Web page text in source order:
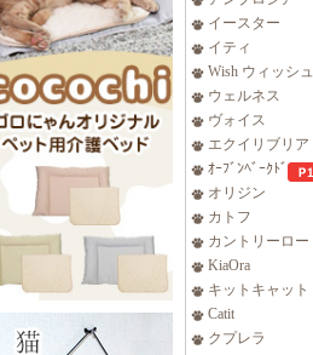
イースター
イティ
Wish ウィッシュ
ウェルネス
ヴォイス
エクイリブリア
ｵｰﾌﾞﾝﾍﾞｰｸﾄﾞ
オリジン
カトフ
カントリーロー
KiaOra
キットキャット
Catit
クプレラ